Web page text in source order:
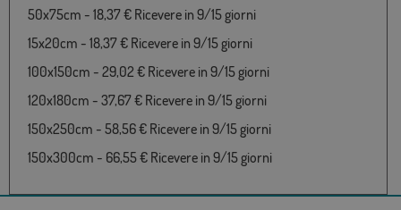
50x75cm - 18,37 € Ricevere in 9/15 giorni
15x20cm - 18,37 € Ricevere in 9/15 giorni
100x150cm - 29,02 € Ricevere in 9/15 giorni
120x180cm - 37,67 € Ricevere in 9/15 giorni
150x250cm - 58,56 € Ricevere in 9/15 giorni
150x300cm - 66,55 € Ricevere in 9/15 giorni